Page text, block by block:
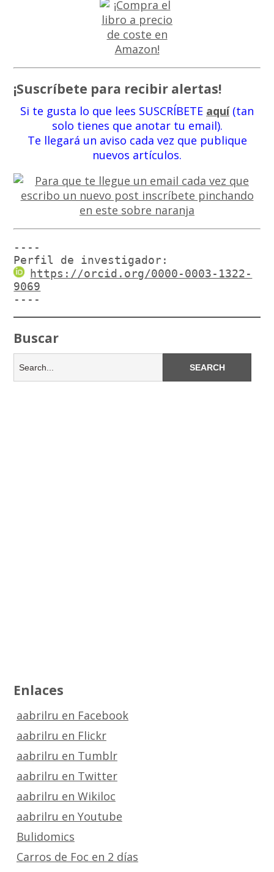
¡Suscríbete para recibir alertas!
Si te gusta lo que lees SUSCRÍBETE aquí(tan
solo tienes que anotar tu email).
Te llegará un aviso cada vez que publique
nuevos artículos.
----
Perfil de investigador:
https://orcid.org/0000-0003-1322-
9069
----
Buscar
Enlaces
aabrilru en Facebook
aabrilru en Flickr
aabrilru en Tumblr
aabrilru en Twitter
aabrilru en Wikiloc
aabrilru en Youtube
Bulidomics
Carros de Foc en 2 días